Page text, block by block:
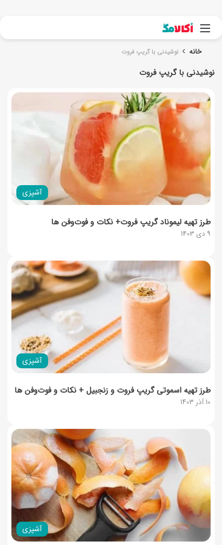
منو
خانه نوشیدنی با گریپ فروت
نوشیدنی با گریپ فروت
آشپزی
9 دی 1403
طرز تهیه لیموناد گریپ فروت+ نکات و فوت‌وفن ها
آشپزی
10 آذر 1403
طرز تهیه اسموتی گریپ فروت و زنجبیل + نکات و فوت‌و‌فن ها
آشپزی